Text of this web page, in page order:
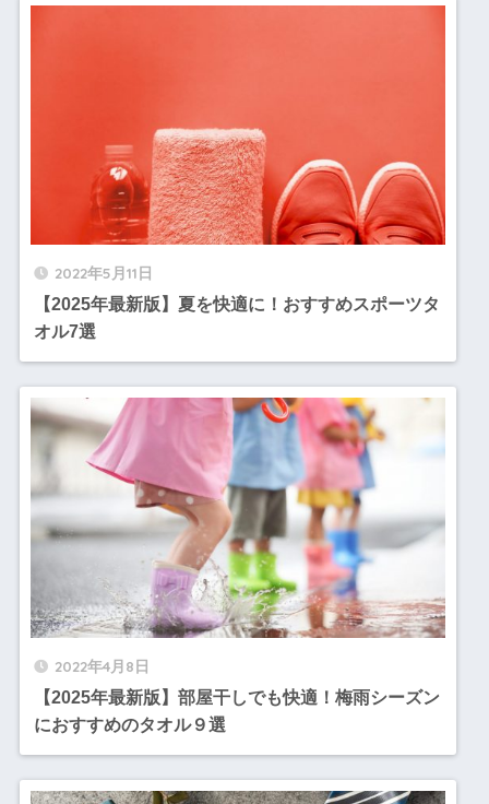
2022年5月11日
【2025年最新版】夏を快適に！おすすめスポーツタ
オル7選
2022年4月8日
【2025年最新版】部屋干しでも快適！梅雨シーズン
におすすめのタオル９選